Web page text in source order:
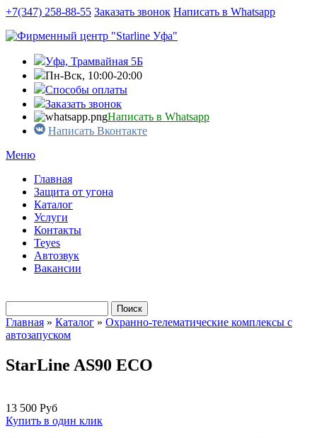
Перейти к основному содержанию
+7(347) 258-88-55 Заказать звонок Написать в Whatsapp
Уфа, Трамвайная 5Б
Пн-Вск, 10:00-20:00
Способы оплаты
Заказать звонок
Написать в Whatsapp
Написать Вконтакте
Меню
Главная
Защита от угона
Каталог
Услуги
Контакты
Teyes
Автозвук
Вакансии
Форма поиска
Вы здесь
Главная » Каталог » Охранно-телематические комплексы с
автозапуском
StarLine AS90 ECO
13 500 Руб
Купить в один клик